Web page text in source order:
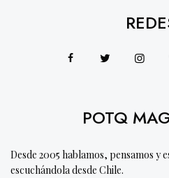
POTQ
Desde 2005 hablamos, pensamos y
escuchándola desde Chile.